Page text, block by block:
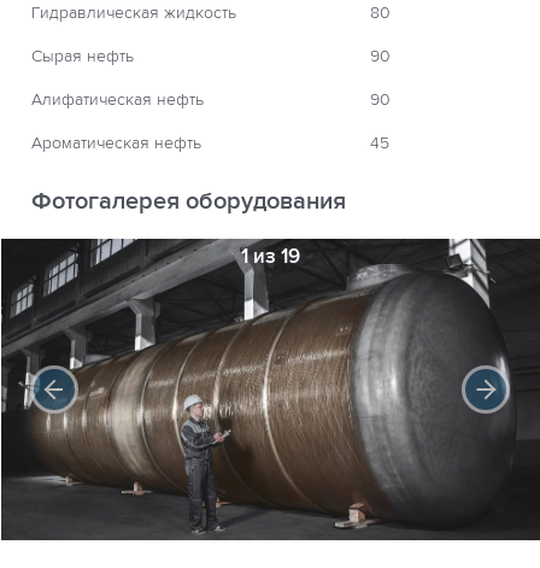
Гидравлическая жидкость 80
Сырая нефть 90
Алифатическая нефть 90
Ароматическая нефть 45
Фотогалерея оборудования
1 из 19